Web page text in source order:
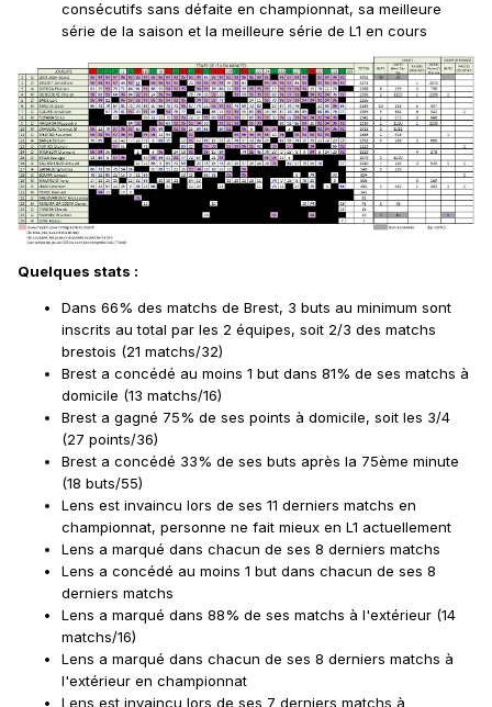
consécutifs sans défaite en championnat, sa meilleure
série de la saison et la meilleure série de L1 en cours
Quelques stats :
Dans 66% des matchs de Brest, 3 buts au minimum sont
inscrits au total par les 2 équipes, soit 2/3 des matchs
brestois (21 matchs/32)
Brest a concédé au moins 1 but dans 81% de ses matchs à
domicile (13 matchs/16)
Brest a gagné 75% de ses points à domicile, soit les 3/4
(27 points/36)
Brest a concédé 33% de ses buts après la 75ème minute
(18 buts/55)
Lens est invaincu lors de ses 11 derniers matchs en
championnat, personne ne fait mieux en L1 actuellement
Lens a marqué dans chacun de ses 8 derniers matchs
Lens a concédé au moins 1 but dans chacun de ses 8
derniers matchs
Lens a marqué dans 88% de ses matchs à l'extérieur (14
matchs/16)
Lens a marqué dans chacun de ses 8 derniers matchs à
l'extérieur en championnat
Lens est invaincu lors de ses 7 derniers matchs à